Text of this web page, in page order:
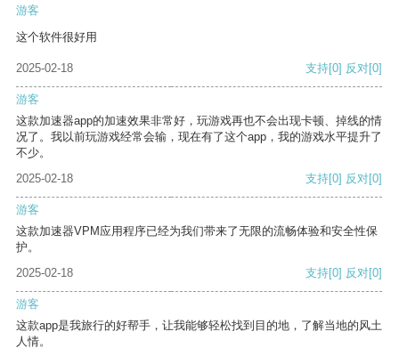
游客
这个软件很好用
2025-02-18 支持[0] 反对[0]
游客
这款加速器app的加速效果非常好，玩游戏再也不会出现卡顿、掉线的情
况了。我以前玩游戏经常会输，现在有了这个app，我的游戏水平提升了
不少。
2025-02-18
支持[0] 反对[0]
游客
这款加速器VPM应用程序已经为我们带来了无限的流畅体验和安全性保
护。
2025-02-18
支持[0] 反对[0]
游客
这款app是我旅行的好帮手，让我能够轻松找到目的地，了解当地的风土
人情。